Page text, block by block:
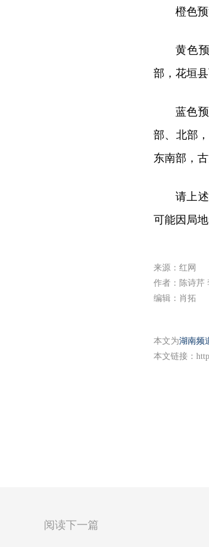
橙色
黄色
部，花垣县
蓝色
部、北部
东南部，
请上
可能因局
来源：红网
作者：陈诗芹
编辑：肖拓
本文为湖南频
本文链接：
阅读下一篇